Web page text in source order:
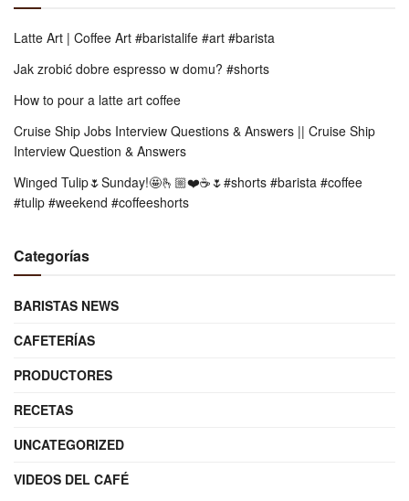
Latte Art | Coffee Art #baristalife #art #barista
Jak zrobić dobre espresso w domu? #shorts
How to pour a latte art coffee
Cruise Ship Jobs Interview Questions & Answers || Cruise Ship
Interview Question & Answers
Winged Tulip🌷Sunday!🤩🫰🏼❤️☕️🌷#shorts #barista #coffee
#tulip #weekend #coffeeshorts
Categorías
BARISTAS NEWS
CAFETERÍAS
PRODUCTORES
RECETAS
UNCATEGORIZED
VIDEOS DEL CAFÉ